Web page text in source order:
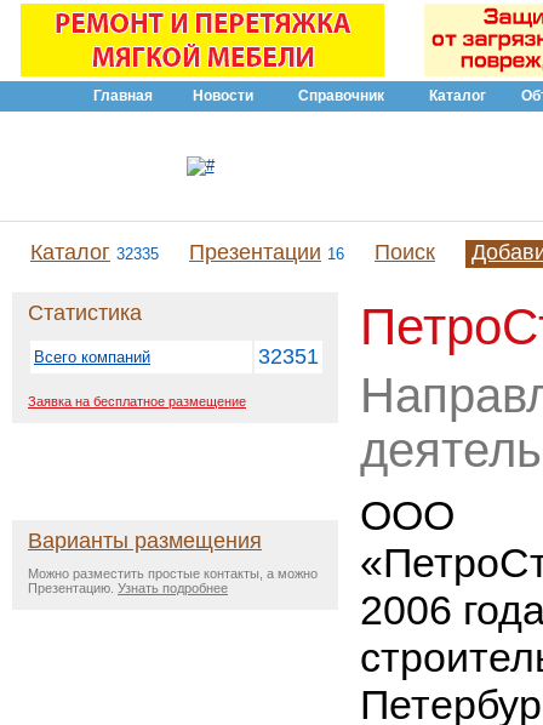
Главная Новости Справочник Каталог
Каталог 32335 Презентации 16 Поиск
Статистика
Всего компаний 32351
Заявка на бесплатное размещение
Варианты размещения
Можно разместить простые контакты, а можно
Презентацию. Узнать подробнее
ООО
2006